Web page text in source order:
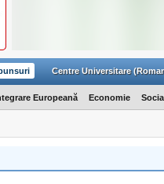
Centre Universitare
Europeană Economie